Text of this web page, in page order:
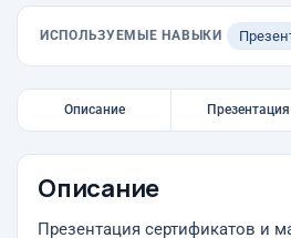
ИСПОЛЬЗУЕМЫЕ НАВЫКИ
Описание Презентация
Описание
Презентация сертификатов и